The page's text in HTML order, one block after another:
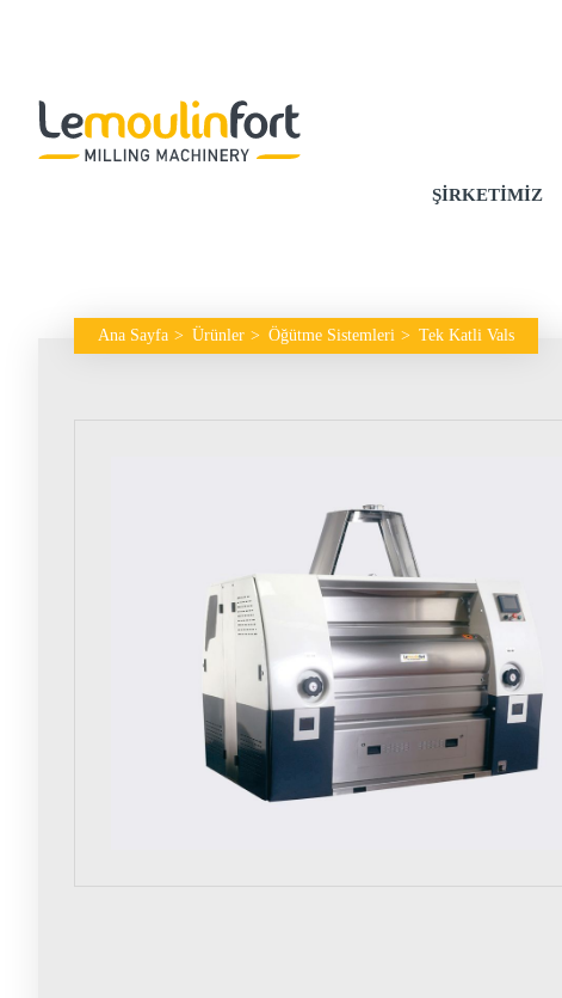
ŞIRKETIMIZ
Ana Sayfa Ürünler Öğütme Sistemleri Tek Katli Vals